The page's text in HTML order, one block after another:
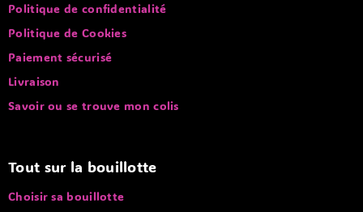
Politique de confidentialité
Politique de Cookies
Paiement sécurisé
Livraison
Savoir ou se trouve mon colis
Tout sur la bouillotte
Choisir sa bouillotte